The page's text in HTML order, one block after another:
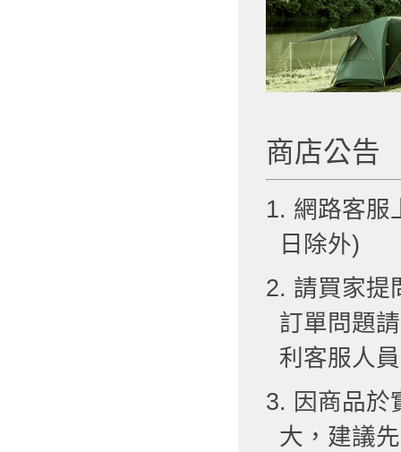
商店公告
1. 網路客服
日除外)
2. 請買家提
訂單問題
利客服人
3. 因商品於
大，建議